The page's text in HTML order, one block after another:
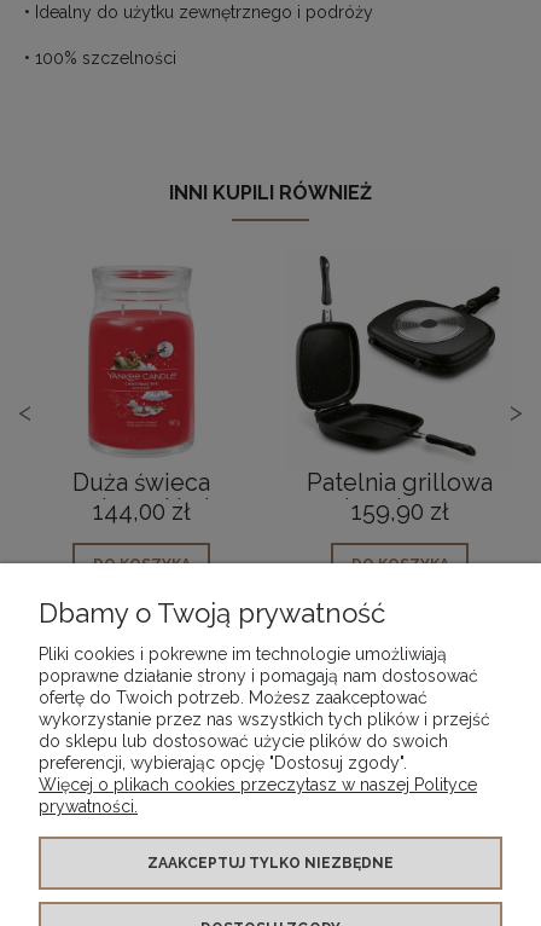
• Idealny do użytku zewnętrznego i podróży
• 100% szczelności
INNI KUPILI RÓWNIEŻ
<
Duża świeca
zapachowa Yankee
Eve
144,00 zł
DO KOSZYKA
Patelnia grillowa
dwustronna
159,90 zł
DO KOSZYKA
>
POMOC
MOJE KONTO
PŁATNOŚCI I DOSTAWA
Dbamy o Twoją prywatność
Pliki cookies i pokrewne im technologie umożliwiają
poprawne działanie strony i pomagają nam dostosować
ofertę do Twoich potrzeb. Możesz zaakceptować
wykorzystanie przez nas wszystkich tych plików i przejść
do sklepu lub dostosować użycie plików do swoich
preferencji, wybierając opcję "Dostosuj zgody".
Więcej o plikach cookies przeczytasz w naszej Polityce
prywatności.
ZAAKCEPTUJ TYLKO NIEZBĘDNE